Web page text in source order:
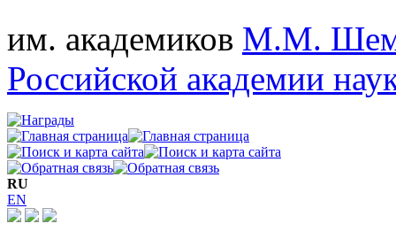
им. академиков М.М.
Российской академии
RU
EN